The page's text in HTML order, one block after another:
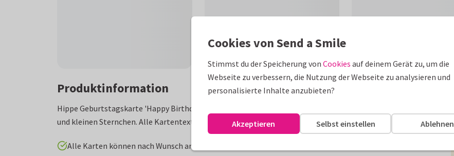
Produktinformation
Hippe Geburtstagskarte 'Happy Birthday' mit persönlichem Foto, Luftballons
und kleinen Sternchen. Alle Kartentexte frei anpassbar!
Alle Karten können nach Wunsch angepasst werden.
Cookies von Send a Smile
Stimmst du der Speicherung von Cookies auf deinem Gerät zu, um die
Webseite zu verbessern, die Nutzung der Webseite zu analysieren und
personalisierte Inhalte anzubieten?
Ablehnen
Selbst einstellen
Akzeptieren